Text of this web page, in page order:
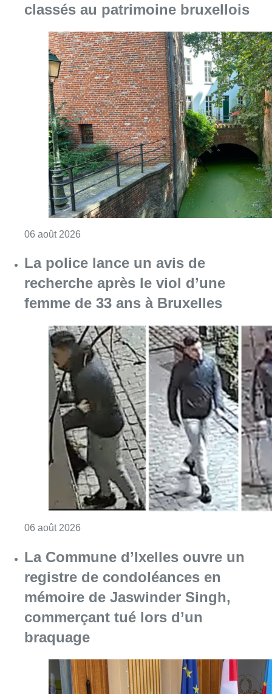
classés au patrimoine bruxellois
06 août 2026
La police lance un avis de
recherche après le viol d’une
femme de 33 ans à Bruxelles
06 août 2026
La Commune d’Ixelles ouvre un
registre de condoléances en
mémoire de Jaswinder Singh,
commerçant tué lors d’un
braquage